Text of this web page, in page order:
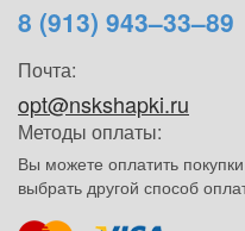
8 (913) 943–33–89
Почта:
opt@nskshapki.ru
Методы оплаты:
Вы можете оплатить
выбрать другой способ